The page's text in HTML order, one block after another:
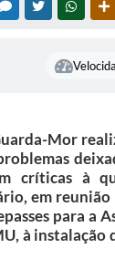
MESSENGER
TWITTER
Mor
críticas à
em
para a
à